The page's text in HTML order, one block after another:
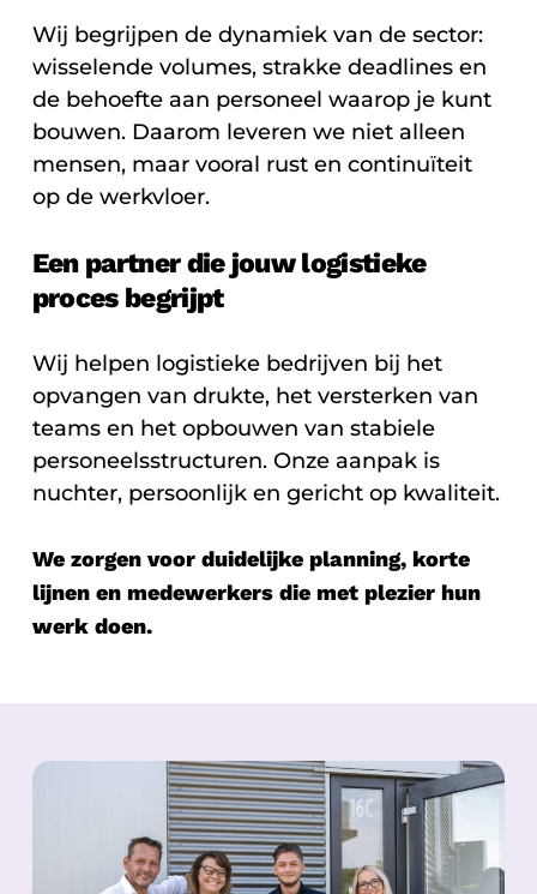
Wij begrijpen de dynamiek van de sector:
wisselende volumes, strakke deadlines en
de behoefte aan personeel waarop je kunt
bouwen. Daarom leveren we niet alleen
mensen, maar vooral rust en continuïteit
op de werkvloer.
Een partner die jouw logistieke
proces begrijpt
Wij helpen logistieke bedrijven bij het
opvangen van drukte, het versterken van
teams en het opbouwen van stabiele
personeelsstructuren. Onze aanpak is
nuchter, persoonlijk en gericht op kwaliteit.
We zorgen voor duidelijke planning, korte
lijnen en medewerkers die met plezier hun
werk doen.